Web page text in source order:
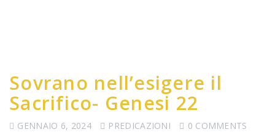
Sovrano nell’esigere il
Sacrifico- Genesi 22
GENNAIO 6, 2024 PREDICAZIONI
0 COMMENTS